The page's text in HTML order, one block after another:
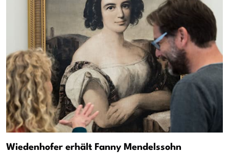
Wiedenhofer erhält Fanny Mendelssohn